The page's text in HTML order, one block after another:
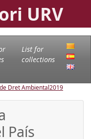
URV
List for
collections
Dret Ambiental2019
País